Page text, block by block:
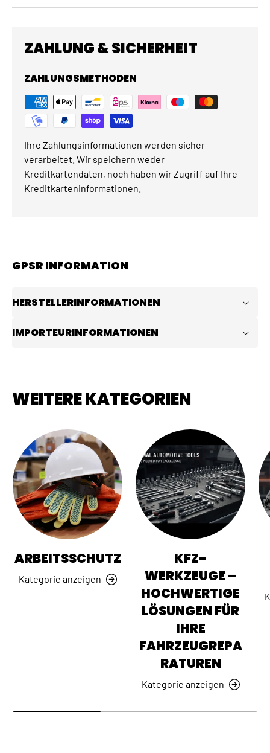
ZAHLUNG & SICHERHEIT
ZAHLUNGSMETHODEN
Ihre Zahlungsinformationen werden sicher
verarbeitet. Wir speichern weder
Kreditkartendaten, noch haben wir Zugriff auf Ihre
Kreditkarteninformationen.
GPSR INFORMATION
HERSTELLERINFORMATIONEN
IMPORTEURINFORMATIONEN
WEITERE KATEGORIEN
ARBEITSSCHUTZ
Kategorie anzeigen
KFZ-
WERKZEUGE –
HOCHWERTIGE
LÖSUNGEN FÜR
IHRE
FAHRZEUGREPA
RATUREN
Kategorie anzeigen